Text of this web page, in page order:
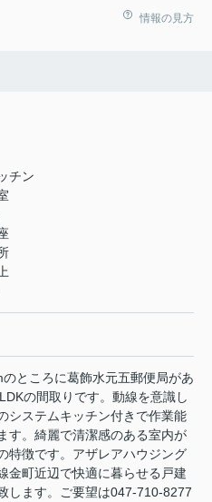
情報の見方
チン
ところに葛飾水元五郵便局があ
の間取りです。動線を意識し
システムキッチン付きで作業能
す。綺麗で清潔感のある室内が
特徴です。アザレアハウジング
金町近辺で快適に暮らせる戸建
します。ご要望は047-710-8277